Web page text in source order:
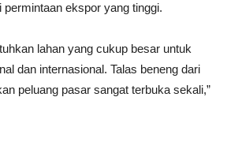
permintaan ekspor yang tinggi.
lahan yang cukup besar untuk
dan internasional. Talas beneng dari
peluang pasar sangat terbuka sekali,”